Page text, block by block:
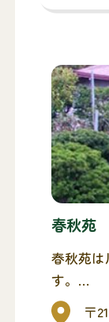
春秋苑
春秋苑
す。
お通夜・
〒